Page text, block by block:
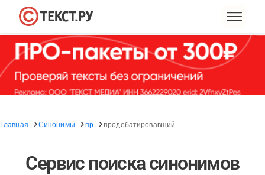
Главная Синонимы пр продебатировавший
Сервис поиска синонимов